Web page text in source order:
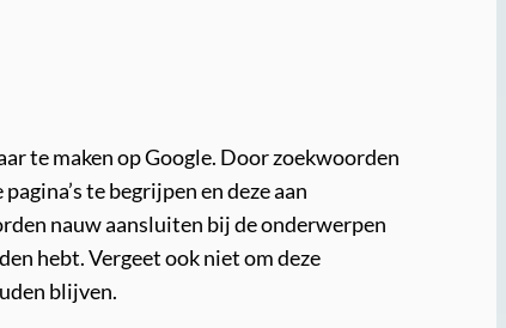
te maken op Google. Door zoekwoorden
te begrijpen en deze aan
nauw aansluiten bij de onderwerpen
hebt. Vergeet ook niet om deze
blijven.